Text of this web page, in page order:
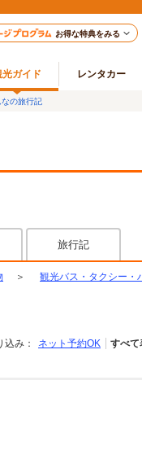
お得な特典をみる
光ガイド レンタカー
なの旅行記
旅行記
＞ 観光バス・タクシー・
込み： ネット予約OK すべて